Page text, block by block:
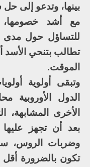
بينها، وتدعو إلى
مع أشد خصومها،
للتساؤل حول مدى
تطالب بتنحي الأسد
الموقت.
وتبقى أولوية
الدول الأوروبية
الأخرى المشابهة،
بعد أن تجهز
وضربات الروس،
تكون بالضرورة أقل